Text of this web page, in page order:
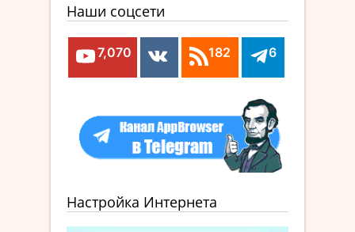
Наши соцсети
7,070 182 6
Настройка Интернета